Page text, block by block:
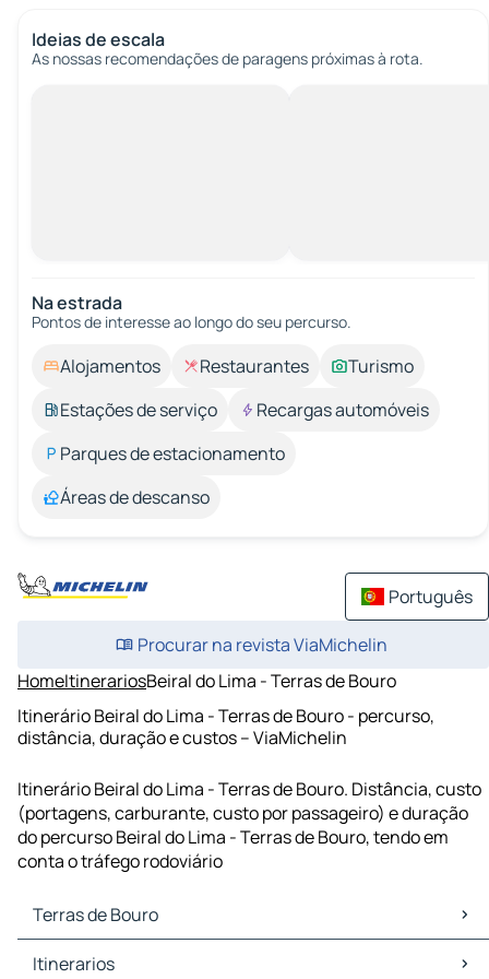
Ideias de escala
As nossas recomendações de paragens próximas à rota.
Na estrada
Pontos de interesse ao longo do seu percurso.
Alojamentos Restaurantes
Turismo
Estações de serviço
Recargas automóveis
Parques de estacionamento
Áreas de descanso
Português
Procurar na revista ViaMichelin
HomeItinerariosBeiral do Lima - Terras de Bouro
Itinerário Beiral do Lima - Terras de Bouro - percurso,
distância, duração e custos – ViaMichelin
Itinerário Beiral do Lima - Terras de Bouro. Distância, custo
(portagens, carburante, custo por passageiro) e duração
do percurso Beiral do Lima - Terras de Bouro, tendo em
conta o tráfego rodoviário
Terras de Bouro
Terras de Bouro Mapas Plantas
Itinerarios